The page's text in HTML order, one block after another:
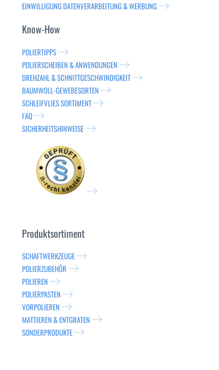
EINWILLIGUNG DATENVERARBEITUNG & WERBUNG
Know-How
POLIERTIPPS
POLIERSCHEIBEN & ANWENDUNGEN
DREHZAHL & SCHNITTGESCHWINDIGKEIT
BAUMWOLL-GEWEBESORTEN
SCHLEIFVLIES SORTIMENT
FAQ
SICHERHEITSHINWEISE
Produktsortiment
SCHAFTWERKZEUGE
POLIERZUBEHÖR
POLIEREN
POLIERPASTEN
VORPOLIEREN
MATTIEREN & ENTGRATEN
SONDERPRODUKTE